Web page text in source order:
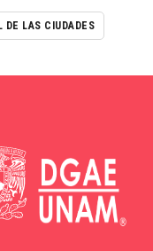
DE LAS CIUDADES